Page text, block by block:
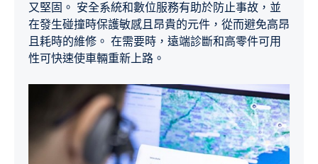
又堅固。 安全系統和數位服務有助於防止事故，並
在發生碰撞時保護敏感且昂貴的元件，從而避免高昂
且耗時的維修。 在需要時，遠端診斷和高零件可用
性可快速使車輛重新上路。